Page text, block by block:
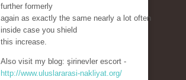
further formerly
again as exactly the same nearly a lot often
inside case you shield
this increase.
Also visit my blog: şirinevler escort -
http://www.uluslararasi-nakliyat.org/